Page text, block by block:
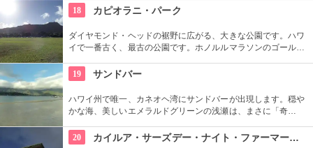
暮れ時のビーチを巡る乗馬プログラムもあります。
18 カピオラニ・パーク
ダイヤモンド・ヘッドの裾野に広がる、大きな公園です。ハワ
イで一番古く、最古の公園です。ホノルルマラソンのゴール地
て、クイーン・カピオラニの名前が冠せられました。
19 サンドバー
ハワイ州で唯一、カネオヘ湾にサンドバーが出現します。穏や
かな海、美しいエメラルドグリーンの浅瀬は、まさに「奇
ーが組まれているので、ぜひ利用してみて。
20 カイルア・サーズデー・ナイト・ファーマーズ・マーケット